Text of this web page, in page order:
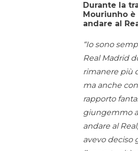
Durante la
Mouriunho
andare al
“Io sono
Real Madrid
rimanere più
ma anche
rapporto
giungemmo
andare al
avevo deciso